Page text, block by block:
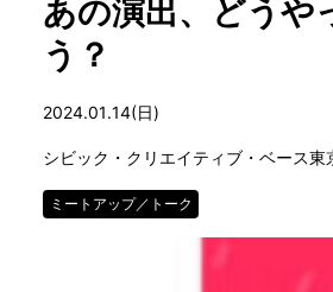
あの演出、どうや
う？
2024.01.14(日)
シビック・クリエイティブ・ベース東
ミートアップ／トーク